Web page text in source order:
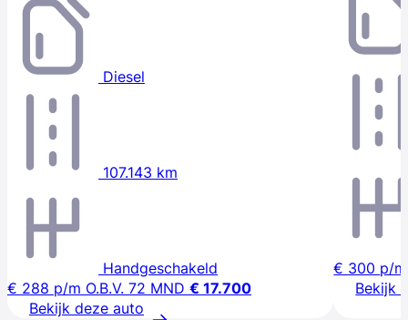
Diesel
107.143 km
Handgeschakeld
€ 288 p/m O.B.V. 72 MND € 17.700
Bekijk deze auto
€ 300 p/m
Bekijk